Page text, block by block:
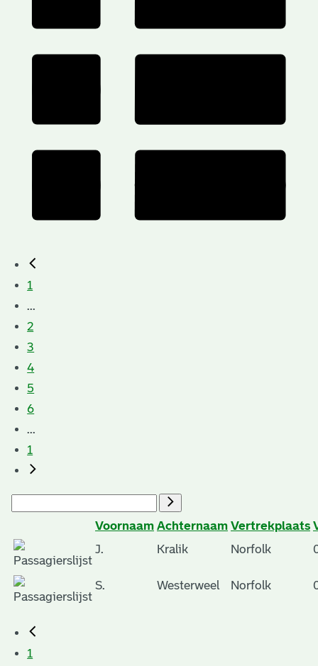
1
...
2
3
4
5
6
...
1
Voornaam Achternaam Vertrekplaats
J.
Kralik Norfolk
S. Westerweel Norfolk
1